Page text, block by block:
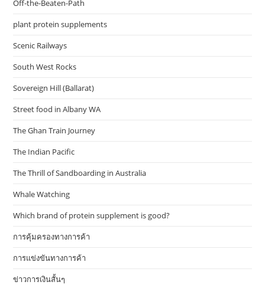
Off-the-Beaten-Path
plant protein supplements
Scenic Railways
South West Rocks
Sovereign Hill (Ballarat)
Street food in Albany WA
The Ghan Train Journey
The Indian Pacific
The Thrill of Sandboarding in Australia
Whale Watching
Which brand of protein supplement is good?
การคุ้มครองทางการค้า
การแข่งขันทางการค้า
ข่าวการเงินสั้นๆ